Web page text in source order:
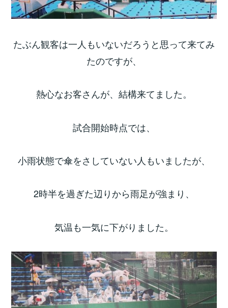
たぶん観客は一人もいないだろうと思って来てみ
たのですが、
熱心なお客さんが、結構来てました。
試合開始時点では、
小雨状態で傘をさしていない人もいましたが、
2時半を過ぎた辺りから雨足が強まり、
気温も一気に下がりました。